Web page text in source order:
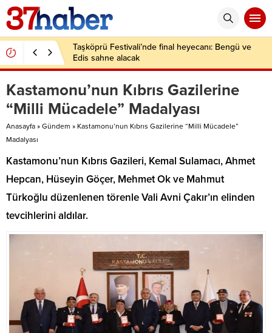
Taşköprü Festivali’nde final heyecanı: Bengü ve
Edis sahne alacak
Kastamonu’nun Kıbrıs Gazilerine
“Milli Mücadele” Madalyası
Anasayfa » Gündem » Kastamonu’nun Kıbrıs Gazilerine “Milli Mücadele”
Madalyası
Kastamonu’nun Kıbrıs Gazileri, Kemal Sulamacı, Ahmet
Hepcan, Hüseyin Göçer, Mehmet Ok ve Mahmut
Türkoğlu düzenlenen törenle Vali Avni Çakır’ın elinden
tevcihlerini aldılar.